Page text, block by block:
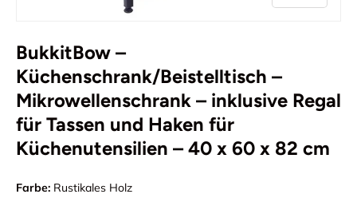
BukkitBow –
Küchenschrank/Beistelltisch –
Mikrowellenschrank – inklusive Regal
für Tassen und Haken für
Küchenutensilien – 40 x 60 x 82 cm
Farbe: Rustikales Holz